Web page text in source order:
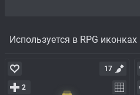
Используется в RPG иконках
2
17